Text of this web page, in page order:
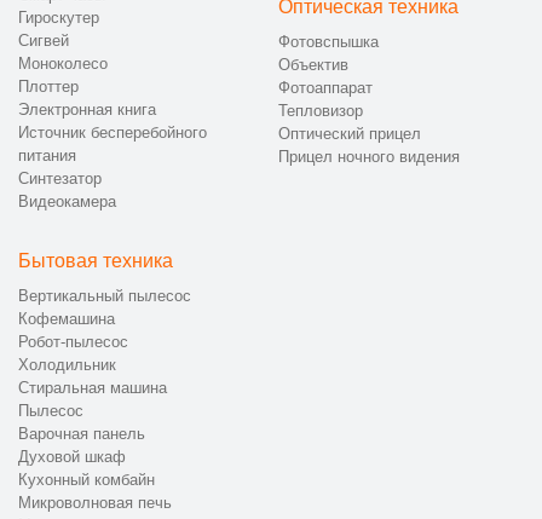
консультация специалиста;
передача устройства в сервис лично или с помощью
курьера;
проведение диагностики с использованием
профессионального оборудования;
согласование стоимости и сроков после выявления
причины неисправности;
выполнение ремонтных работ с последующим
тестированием печати;
документами.
Такой порядок обеспечивает предсказуемый результат и
полную информированность клиента.
📞 Как оформить ремонт принтера HP в
CanDo
Официальный сервисный центр принтеров HP в Санкт-
Петербурге предлагает оформить обращение по телефону +7
(863) 209-72-94 или посетить сервис по адресу Лермонтовский
Гироскутер
Сигвей
Моноколесо
Плоттер
Электронная книга
Источник бесперебойного
питания
Синтезатор
Видеокамера
Оптическая техника
Фотовспышка
Объектив
Фотоаппарат
Тепловизор
Оптический прицел
Прицел ночного видения
Бытовая техника
Вертикальный пылесос
Кофемашина
Робот-пылесос
Холодильник
Стиральная машина
Пылесос
Варочная панель
Духовой шкаф
Кухонный комбайн
Микроволновая печь